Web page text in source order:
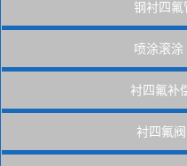
钢衬四氟
喷涂滚涂
衬四氟补
衬四氟